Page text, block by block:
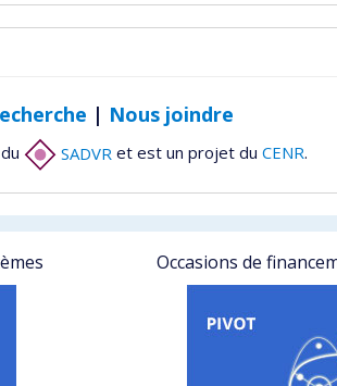
| Nous joindre
SADVR et est un projet du CENR.
Occasions de